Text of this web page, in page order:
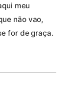
meu
não vao,
for de graça.